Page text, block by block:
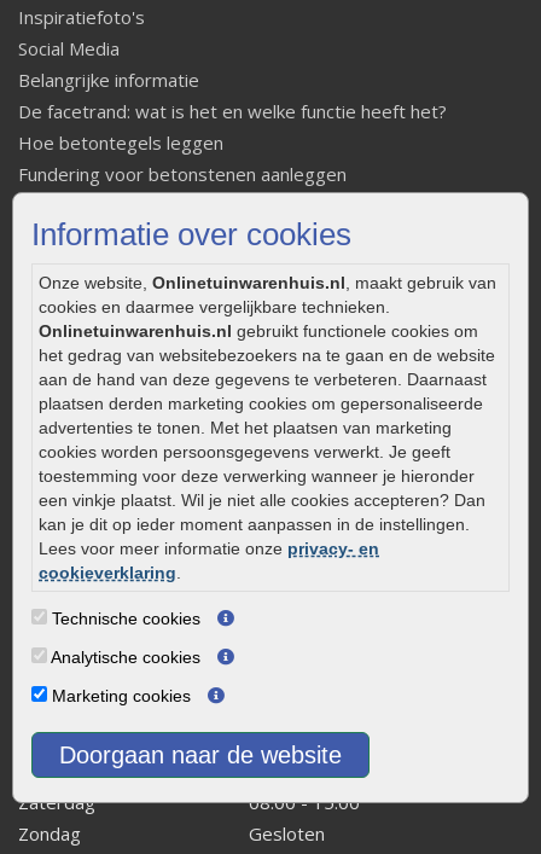
Informatie over cookies
Onze website, Onlinetuinwarenhuis.nl , maakt gebruik van
cookies en daarmee vergelijkbare technieken.
Onlinetuinwarenhuis.nl gebruikt functionele cookies om
het gedrag van websitebezoekers na te gaan en de website
aan de hand van deze gegevens te verbeteren. Daarnaast
plaatsen derden marketing cookies om gepersonaliseerde
advertenties te tonen. Met het plaatsen van marketing
cookies worden persoonsgegevens verwerkt. Je geeft
toestemming voor deze verwerking wanneer je hieronder
een vinkje plaatst. Wil je niet alle cookies accepteren? Dan
kan je dit op ieder moment aanpassen in de instellingen.
Lees voor meer informatie onze privacy- en
cookieverklaring
Technische cookies
Analytische cookies
Marketing cookies
Doorgaan naar de website
Inspiratiefoto's
Social Media
Belangrijke informatie
De facetrand: wat is het en welke functie heeft het?
Hoe betontegels leggen
Fundering voor betonstenen aanleggen
Strakke tuin inrichten
Onderhoud van gebakken bestrating
Aanlegtips voor gebakken bestrating
Zelf een terras aanleggen
Kleine stadstuin inrichten
0320 – 219170
Kaapstanderweg 41
8243 RB Lelystad
info@onlinetuinwarenhuis.nl
Routebeschrijving
Openingstijden
Maandag
Woensdag
Donderdag
08:00 - 17:00
Vrijdag
08:00 - 17:00
Zaterdag
08:00 - 15.00
Zondag
Gesloten